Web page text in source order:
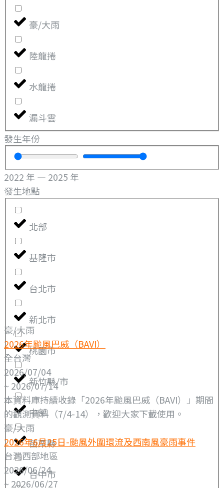
豪/大雨
陸龍捲
水龍捲
漏斗雲
發生年份
2022 年 — 2025 年
發生地點
北部
基隆市
台北市
新北市
桃園市
新竹縣/市
中部
苗栗縣
台中市
豪/大雨
2026年颱風巴威（BAVI）
全台灣
2026/07/04
~ 2026/07/14
本資料庫持續收錄「2026年颱風巴威（BAVI）」期間
的觀測資料（7/4-14），歡迎大家下載使用。
豪/大雨
2026年6月25日-颱風外圍環流及西南風豪雨事件
台灣西部地區
2026/06/24
~ 2026/06/27